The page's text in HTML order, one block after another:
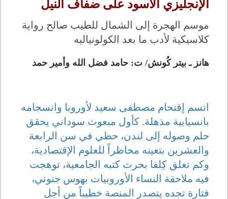
الإنجليزي الأسود على ضفاف النيل
موسم الهجرة إلى الشمال للطيب صالح رواية
كلاسيكية لأدب ما بعد الكولونياليه
هانز ـ بيتر كُونش/ ت: حامد فضل الله وأمير حمد
اتسم إقتحام مصطفى سعيد لأوروبا وانسجامه
بانسيابية مذهلة. كأول مبعوث سوداني يحقق
حلم وصوله إلى لندن، حظي في سن الرابعة
والعشرين بتعينه محاظراً للعلوم الإقتصادية،
وكم تعلق كِلفا بحرث كتبه الجامعية، توهجت
فيه ملاحقة النساء الأوروبيات بهوس جنوني،
فتارة تجده يتصدر المنصة خطيباً من أجل